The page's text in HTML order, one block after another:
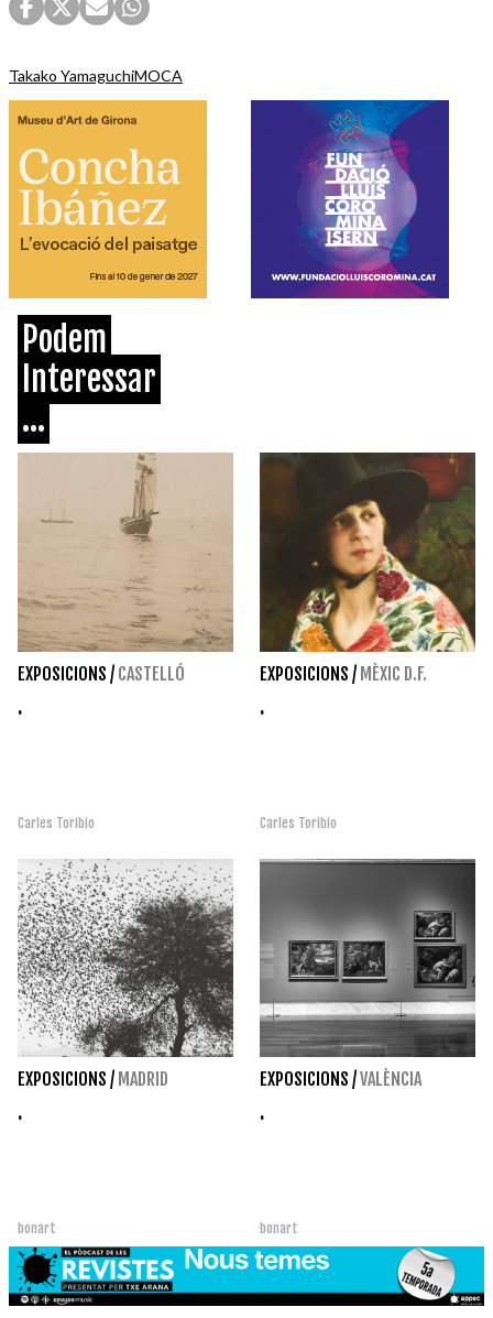
Takako YamaguchiMOCA
Podem
Interessar
...
EXPOSICIONS / CASTELLÓ
.
Carles Toribio
EXPOSICIONS / MÈXIC D.F.
.
Carles Toribio
EXPOSICIONS / MADRID
.
bonart
EXPOSICIONS /VALÈNCIA
.
bonart